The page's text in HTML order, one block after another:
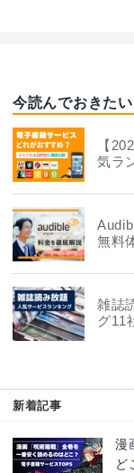
今読んでおきたい
【
気ラ
無料
雑誌
グ11
新着記事
漫
ど